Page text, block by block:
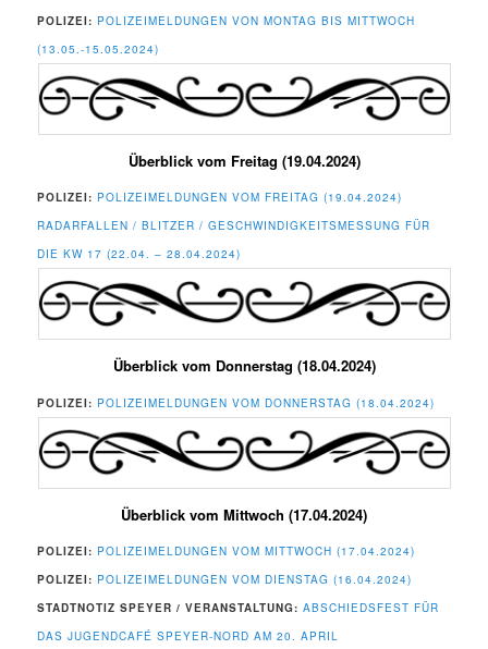
POLIZEI: POLIZEIMELDUNGEN VON MONTAG BIS MITTWOCH
(13.05.-15.05.2024)
Überblick vom Freitag (19.04.2024)
POLIZEI: POLIZEIMELDUNGEN VOM FREITAG (19.04.2024)
RADARFALLEN / BLITZER / GESCHWINDIGKEITSMESSUNG FÜR
DIE KW 17 (22.04. – 28.04.2024)
Überblick vom Donnerstag (18.04.2024)
POLIZEI: POLIZEIMELDUNGEN VOM DONNERSTAG (18.04.2024)
Überblick vom Mittwoch (17.04.2024)
POLIZEI: POLIZEIMELDUNGEN VOM MITTWOCH (17.04.2024)
POLIZEI: POLIZEIMELDUNGEN VOM DIENSTAG (16.04.2024)
STADTNOTIZ SPEYER / VERANSTALTUNG: ABSCHIEDSFEST FÜR
DAS JUGENDCAFÉ SPEYER-NORD AM 20. APRIL